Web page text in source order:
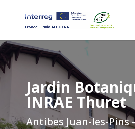
Jardin
INRAE Thuret
Antibes Juan-les-Pins